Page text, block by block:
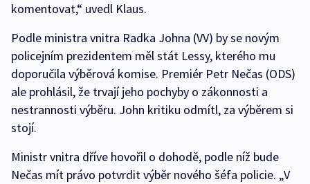
komentovat,“ uvedl Klaus.
Podle ministra vnitra Radka Johna (VV) by se novým
policejním prezidentem měl stát Lessy, kterého mu
doporučila výběrová komise. Premiér Petr Nečas (ODS)
ale prohlásil, že trvají jeho pochyby o zákonnosti a
nestrannosti výběru. John kritiku odmítl, za výběrem si
stojí.
Ministr vnitra dříve hovořil o dohodě, podle níž bude
Nečas mít právo potvrdit výběr nového šéfa policie. „V